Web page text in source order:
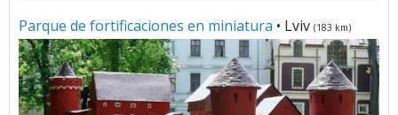
Parque de fortificaciones en miniatura • Lviv (183 km)